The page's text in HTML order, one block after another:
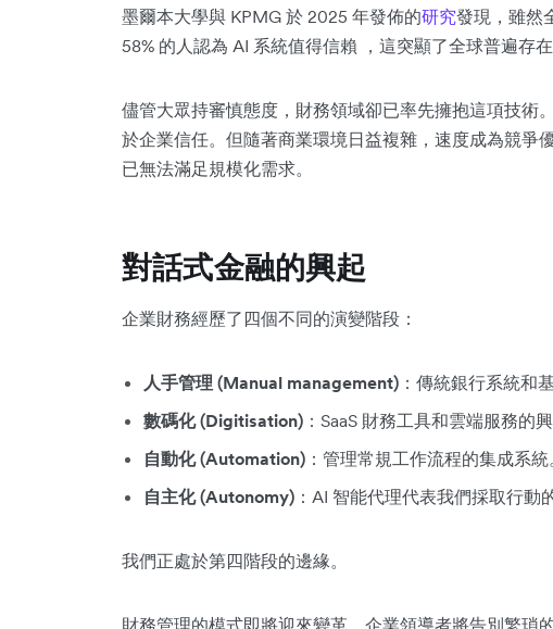
墨爾本大學與 KPMG 於 2025 年發佈的研究發現，雖然
58% 的人認為 AI 系統值得信賴 ，這突顯了全球普遍存在
儘管大眾持審慎態度，財務領域卻已率先擁抱這項技術
於企業信任。但隨著商業環境日益複雜，速度成為競爭
已無法滿足規模化需求。
對話式金融的興起
企業財務經歷了四個不同的演變階段：
人手管理 (Manual management) ：傳統銀行系統和
數碼化 (Digitisation) ：SaaS 財務工具和雲端服務的興
自動化 (Automation) ：管理常規工作流程的集成系統
自主化 (Autonomy) ：AI 智能代理代表我們採取行動
我們正處於第四階段的邊緣。
財務管理的模式即將迎來變革。企業領導者將告別繁瑣